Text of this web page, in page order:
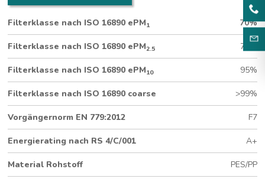
Premium-Taschenfilter Wave für höchste Energieeffizienz
NanoWave
Wellenfiltermedium (2.5-fache Filterfläche)
10 Taschen (592 x 592 mm)
Hygienegeprüfter HoKu®-Rahmen
Filterklasse nach ISO 16890 ePM1 70%
Filterklasse nach ISO 16890 ePM2.5 79%
Filterklasse nach ISO 16890 ePM10 95%
Filterklasse nach ISO 16890 coarse >99%
Vorgängernorm EN 779:2012 F7
Energierating nach RS 4/C/001 A+
Material Rohstoff PES/PP